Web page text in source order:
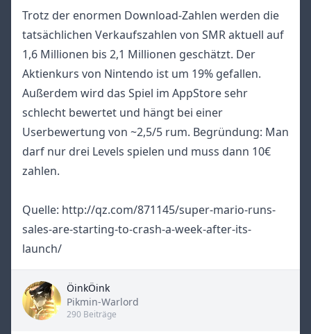
Trotz der enormen Download-Zahlen werden die
tatsächlichen Verkaufszahlen von SMR aktuell auf
1,6 Millionen bis 2,1 Millionen geschätzt. Der
Aktienkurs von Nintendo ist um 19% gefallen.
Außerdem wird das Spiel im AppStore sehr
schlecht bewertet und hängt bei einer
Userbewertung von ~2,5/5 rum. Begründung: Man
darf nur drei Levels spielen und muss dann 10€
zahlen.
Quelle: http://qz.com/871145/super-mario-runs-
sales-are-starting-to-crash-a-week-after-its-
launch/
ÖinkÖink
Title
Pikmin-Warlord
290 Beiträge